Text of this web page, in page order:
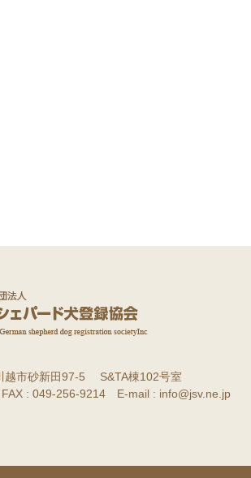
市砂新田97-5 S&TA棟102号室
: 049-256-9214 E-mail : info@jsv.ne.jp